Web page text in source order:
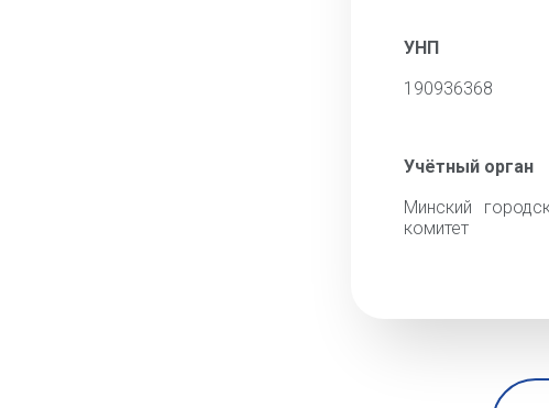
УНП
190936368
Учётный орган
Минский
комитет